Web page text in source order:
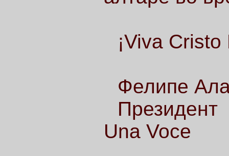
¡Viva Cristo
Фелипе
Una Voce